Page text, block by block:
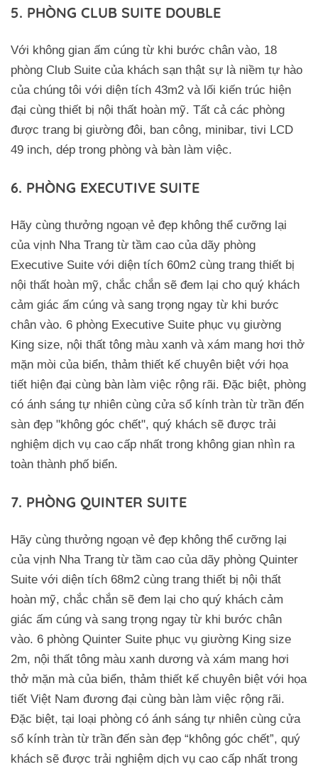
5. PHÒNG CLUB SUITE DOUBLE
Với không gian ấm cúng từ khi bước chân vào, 18
phòng Club Suite của khách sạn thật sự là niềm tự hào
của chúng tôi với diện tích 43m2 và lối kiến trúc hiện
đại cùng thiết bị nội thất hoàn mỹ. Tất cả các phòng
được trang bị giường đôi, ban công, minibar, tivi LCD
49 inch, dép trong phòng và bàn làm việc.
6. PHÒNG EXECUTIVE SUITE
Hãy cùng thưởng ngoạn vẻ đẹp không thể cưỡng lại
của vịnh Nha Trang từ tầm cao của dãy phòng
Executive Suite với diện tích 60m2 cùng trang thiết bị
nội thất hoàn mỹ, chắc chắn sẽ đem lại cho quý khách
cảm giác ấm cúng và sang trọng ngay từ khi bước
chân vào. 6 phòng Executive Suite phục vụ giường
King size, nội thất tông màu xanh và xám mang hơi thở
mặn mòi của biển, thảm thiết kế chuyên biệt với họa
tiết hiện đại cùng bàn làm việc rộng rãi. Đặc biệt, phòng
có ánh sáng tự nhiên cùng cửa sổ kính tràn từ trần đến
sàn đẹp "không góc chết", quý khách sẽ được trải
nghiệm dịch vụ cao cấp nhất trong không gian nhìn ra
toàn thành phố biển.
7. PHÒNG QUINTER SUITE
Hãy cùng thưởng ngoạn vẻ đẹp không thể cưỡng lại
của vịnh Nha Trang từ tầm cao của dãy phòng Quinter
Suite với diện tích 68m2 cùng trang thiết bị nội thất
hoàn mỹ, chắc chắn sẽ đem lại cho quý khách cảm
giác ấm cúng và sang trọng ngay từ khi bước chân
vào. 6 phòng Quinter Suite phục vụ giường King size
2m, nội thất tông màu xanh dương và xám mang hơi
thở mặn mà của biển, thảm thiết kế chuyên biệt với họa
tiết Việt Nam đương đại cùng bàn làm việc rộng rãi.
Đặc biệt, tại loại phòng có ánh sáng tự nhiên cùng cửa
sổ kính tràn từ trần đến sàn đẹp “không góc chết”, quý
khách sẽ được trải nghiệm dịch vụ cao cấp nhất trong